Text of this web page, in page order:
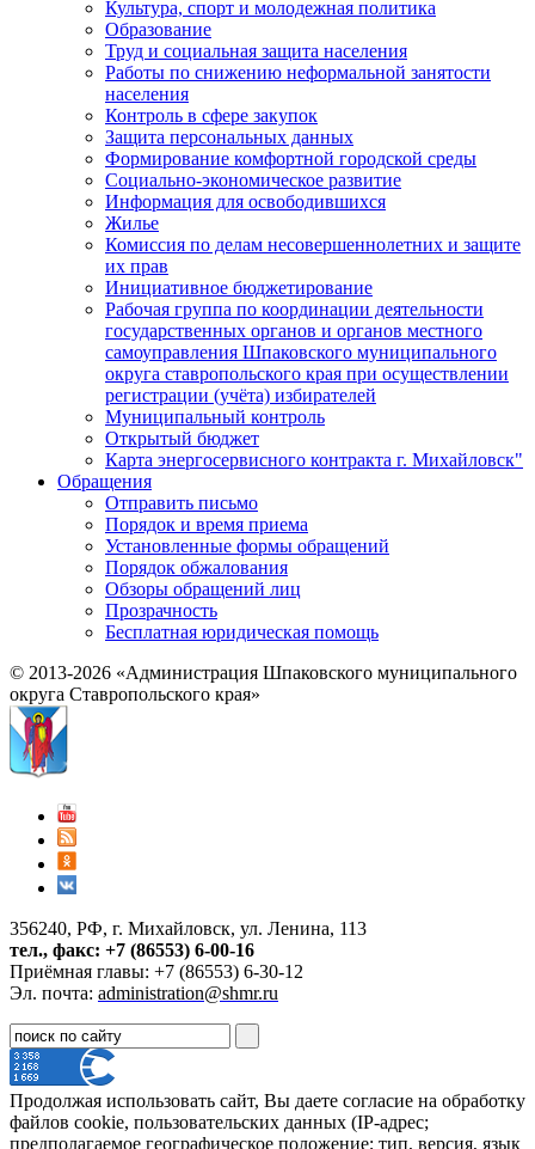
Культура, спорт и молодежная политика
Образование
Труд и социальная защита населения
Работы по снижению неформальной занятости
населения
Контроль в сфере закупок
Защита персональных данных
Формирование комфортной городской среды
Социально-экономическое развитие
Информация для освободившихся
Жилье
Комиссия по делам несовершеннолетних и защите
их прав
Инициативное бюджетирование
Рабочая группа по координации деятельности
государственных органов и органов местного
самоуправления Шпаковского муниципального
округа ставропольского края при осуществлении
регистрации (учёта) избирателей
Муниципальный контроль
Открытый бюджет
Карта энергосервисного контракта г. Михайловск"
Обращения
Отправить письмо
Порядок и время приема
Установленные формы обращений
Порядок обжалования
Обзоры обращений лиц
Прозрачность
Бесплатная юридическая помощь
© 2013-2026 «Администрация Шпаковского муниципального
округа Ставропольского края»
356240, РФ, г. Михайловск, ул. Ленина, 113
тел., факс: +7 (86553) 6-00-16
Приёмная главы: +7 (86553) 6-30-12
Эл. почта: administration@shmr.ru
Продолжая использовать сайт, Вы даете согласие на обработку
файлов cookie, пользовательских данных (IP-адрес;
предполагаемое географическое положение; тип, версия, язык